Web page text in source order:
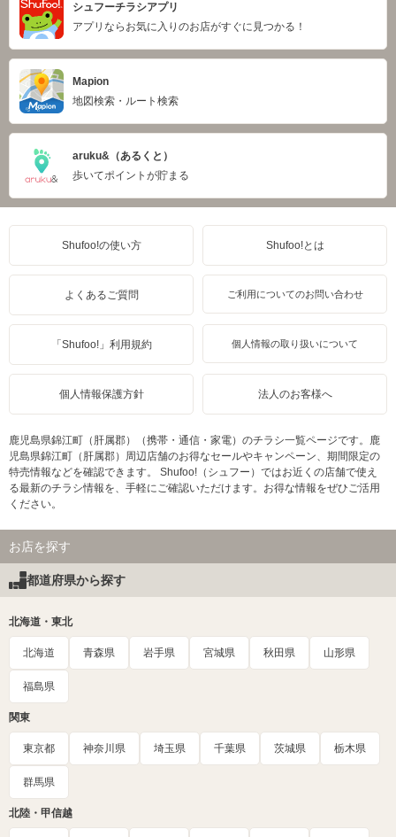
シュフーチラシアプリ
アプリならお気に入りのお店がすぐに見つかる！
Mapion
地図検索・ルート検索
aruku&（あるくと）
歩いてポイントが貯まる
Shufoo!の使い方 Shufoo!とは
よくあるご質問 ご利用についてのお問い合わせ
「Shufoo!」利用規約 個人情報の取り扱いについて
個人情報保護方針 法人のお客様へ
鹿児島県錦江町（肝属郡）（携帯・通信・家電）のチラシ一覧ページです。鹿
児島県錦江町（肝属郡）周辺店舗のお得なセールやキャンペーン、期間限定の
特売情報などを確認できます。 Shufoo!（シュフー）ではお近くの店舗で使え
る最新のチラシ情報を、手軽にご確認いただけます。お得な情報をぜひご活用
ください。
お店を探す
都道府県から探す
北海道・東北
北海道 青森県 岩手県 宮城県 秋田県 山形県
福島県
関東
東京都 神奈川県 埼玉県 千葉県 茨城県 栃木県
群馬県
北陸・甲信越